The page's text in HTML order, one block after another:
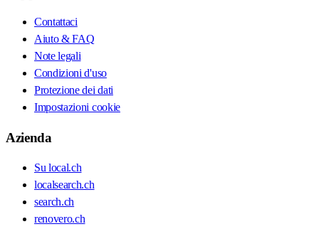
Contattaci
Aiuto & FAQ
Note legali
Condizioni d'uso
Protezione dei dati
Impostazioni cookie
Azienda
Su local.ch
localsearch.ch
search.ch
renovero.ch